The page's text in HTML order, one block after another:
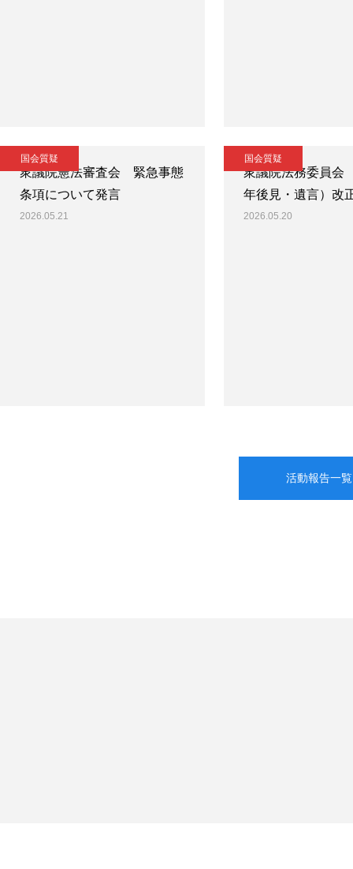
国会質疑
衆議院憲法審査会 緊急事態
条項について発言
2026.05.21
国会質疑
衆議院法務委員
年後見・遺言）改
2026.05.20
活動報告一覧